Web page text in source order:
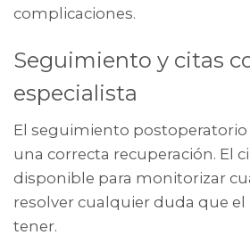
complicaciones.
Seguimiento y citas
especialista
El seguimiento postoperatorio
una correcta recuperación. El
disponible para monitorizar
resolver cualquier duda que
tener.